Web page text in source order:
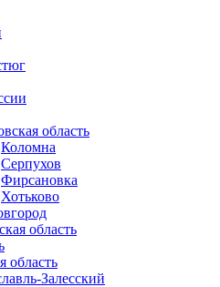
область
Коломна
Серпухов
Фирсановка
Хотьково
область
область
Залесский